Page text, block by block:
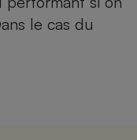
le cas du